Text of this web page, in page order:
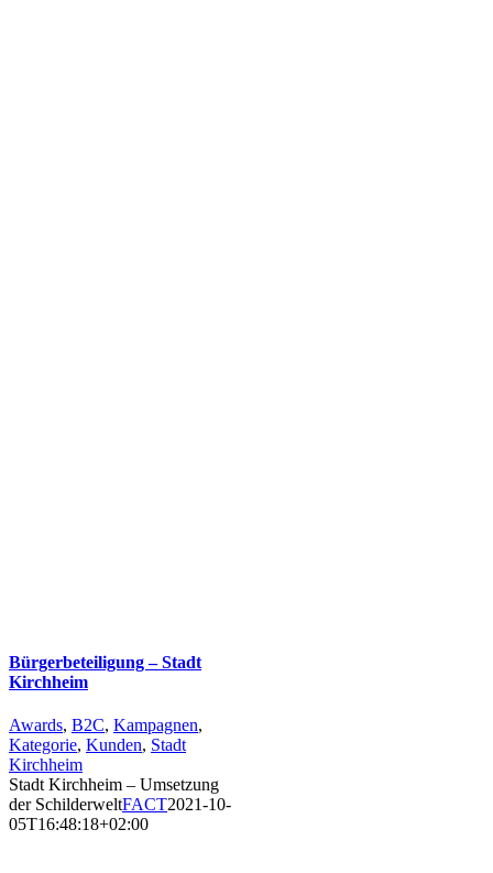
Bürgerbeteiligung – Stadt
Kirchheim
Awards, B2C, Kampagnen,
Kategorie, Kunden, Stadt
Kirchheim
Stadt Kirchheim – Umsetzung
der SchilderweltFACT2021-10-
05T16:48:18+02:00